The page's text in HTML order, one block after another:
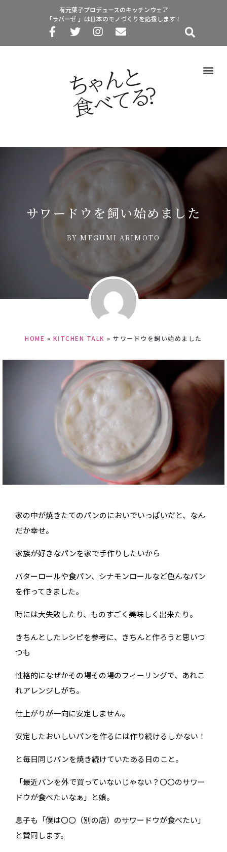
有元葉子プロデュースのキッチンウェア
「ラバーゼ 」は日本のモノづくりを応援します！
サワードウを飼い始めました
BY MEGUMI ARIMOTO
HOME » KITCHEN TALK »サワードウを飼い始めました
家の中が焼きたてのパンのにおいでいっぱいだと、なん
だか幸せ。
家族が好きなパンを家で手作りしたいから
バターロールや食パン、シナモンロールなど色んなパン
を作ってきました。
時には大失敗したり、ものすごく美味しく出来たり。
きちんとしたレシピを参考に、きちんと作ろうと思いつ
つも
性格的になぜかその場その場のフィーリングで、あれこ
れアレンジしがち。
仕上がりが一向に安定しません。
安定したおいしいパンを作るには作り続けるしかない！
と毎日同じパンを焼き続けていたある日のこと。
「最近パンを外で買っていないじゃない？〇〇のサワー
ドウが食べたいなぁ」と娘。
息子も「僕は〇〇（別の店）のサワードウが食べたい」
と賛同します。